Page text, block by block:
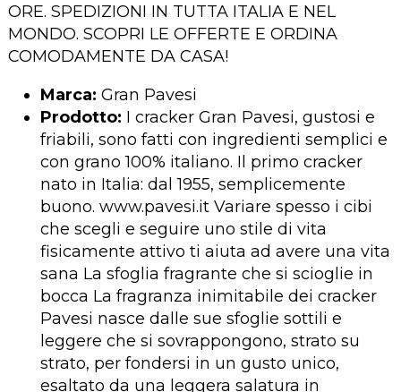
ORE. SPEDIZIONI IN TUTTA ITALIA E NEL
MONDO. SCOPRI LE OFFERTE E ORDINA
COMODAMENTE DA CASA!
Marca: Gran Pavesi
Prodotto: I cracker Gran Pavesi, gustosi e
friabili, sono fatti con ingredienti semplici e
con grano 100% italiano. Il primo cracker
nato in Italia: dal 1955, semplicemente
buono. www.pavesi.it Variare spesso i cibi
che scegli e seguire uno stile di vita
fisicamente attivo ti aiuta ad avere una vita
sana La sfoglia fragrante che si scioglie in
bocca La fragranza inimitabile dei cracker
Pavesi nasce dalle sue sfoglie sottili e
leggere che si sovrappongono, strato su
strato, per fondersi in un gusto unico,
esaltato da una leggera salatura in